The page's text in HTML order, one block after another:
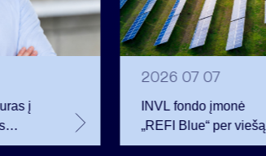
į
2026 07 07
INVL fondo įmonė
„REFI Blue“ per viešą
obligacijų emisiją